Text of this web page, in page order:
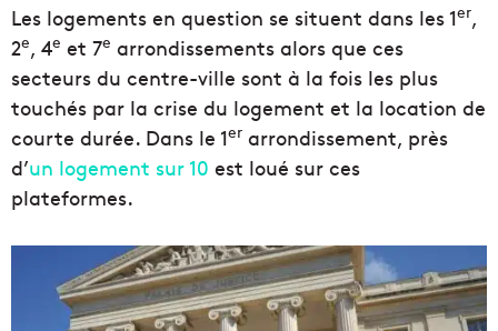
Les logements en question se situent dans les 1er,
2e, 4e et 7e arrondissements alors que ces
secteurs du centre-ville sont à la fois les plus
touchés par la crise du logement et la location de
courte durée. Dans le 1er arrondissement, près
d’un logement sur 10 est loué sur ces
plateformes.